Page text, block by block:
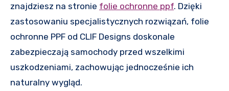
znajdziesz na stronie folie ochronne ppf. Dzięki
zastosowaniu specjalistycznych rozwiązań, folie
ochronne PPF od CLIF Designs doskonale
zabezpieczają samochody przed wszelkimi
uszkodzeniami, zachowując jednocześnie ich
naturalny wygląd.